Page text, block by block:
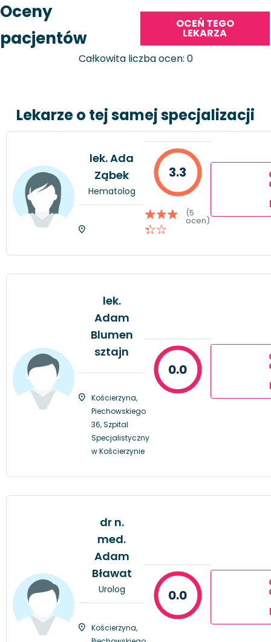
Oceny
pacjentów
OCEŃ TEGO
LEKARZA
Całkowita liczba ocen: 0
Lekarze o tej samej specjalizacji
lek. Ada
Ząbek
Hematolog
3.3
(5
ocen)
lek.
Adam
Blumen
sztajn
Kościerzyna,
Piechowskiego
36, Szpital
Specjalistyczny
w Kościerzynie
0.0
dr n.
med.
Adam
Bławat
Urolog
Kościerzyna,
0.0